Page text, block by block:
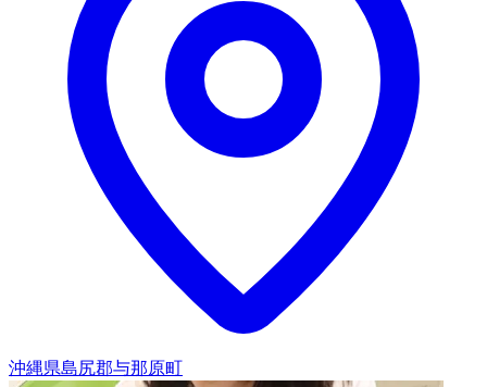
沖縄県島尻郡与那原町